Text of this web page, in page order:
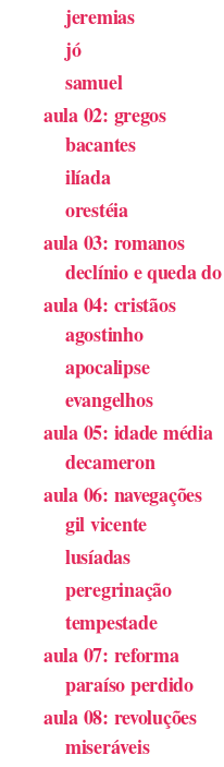
jeremias
jó
samuel
aula 02: gregos
bacantes
ilíada
orestéia
aula 03: romanos
declínio e queda
aula 04: cristãos
agostinho
apocalipse
evangelhos
aula 05: idade média
decameron
aula 06: navegações
gil vicente
lusíadas
peregrinação
tempestade
aula 07: reforma
paraíso perdido
aula 08: revoluções
miseráveis